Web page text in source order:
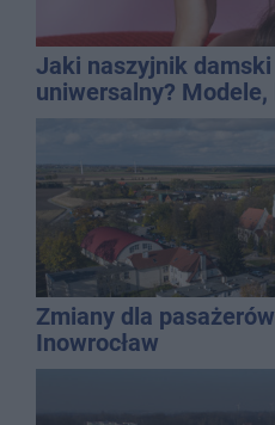
Jaki naszyjnik
uniwersalny?
wielu stylizacji
Zmiany dla
Inowrocław